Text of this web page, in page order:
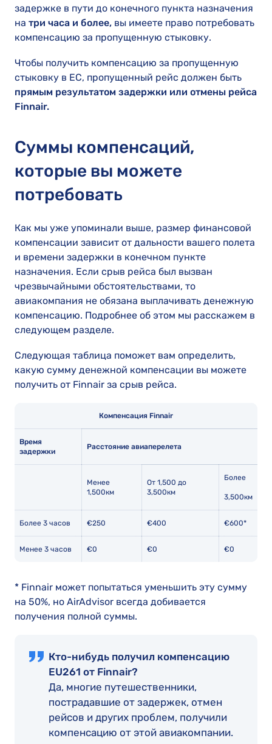
задержке в пути до конечного пункта назначения
на три часа и более, вы имеете право потребовать
компенсацию за пропущенную стыковку.
Чтобы получить компенсацию за пропущенную
стыковку в ЕС, пропущенный рейс должен быть
прямым результатом задержки или отмены рейса
Finnair.
Суммы компенсаций,
которые вы можете
потребовать
Как мы уже упоминали выше, размер финансовой
компенсации зависит от дальности вашего полета
и времени задержки в конечном пункте
назначения. Если срыв рейса был вызван
чрезвычайными обстоятельствами, то
авиакомпания не обязана выплачивать денежную
компенсацию. Подробнее об этом мы расскажем в
следующем разделе.
Следующая таблица поможет вам определить,
какую сумму денежной компенсации вы можете
получить от Finnair за срыв рейса.
Компенсация Finnair
Время
задержки
Расстояние авиаперелета
Менее
1,500км
От 1,500 до
3,500км
Более
3,500км
Более 3 часов €250 €400 €600*
Менее 3 часов €0 €0 €0
* Finnair может попытаться уменьшить эту сумму
на 50%, но AirAdvisor всегда добивается
получения полной суммы.
Кто-нибудь получил компенсацию
EU261 от Finnair?
Да, многие путешественники,
пострадавшие от задержек, отмен
рейсов и других проблем, получили
компенсацию от этой авиакомпании.